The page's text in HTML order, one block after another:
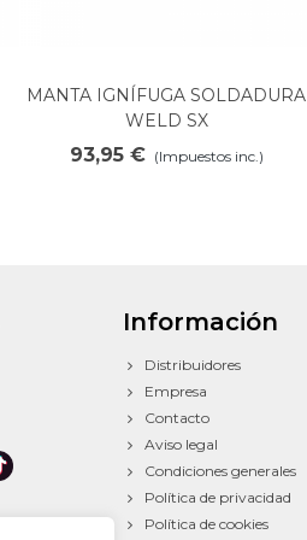
Añadir al carrito
MANTA IGNÍFUGA SOLDADURA
WELD SX
93,95 € (Impuestos inc.)
Información
Distribuidores
Empresa
Contacto
Aviso legal
Condiciones generales
Política de privacidad
Política de cookies